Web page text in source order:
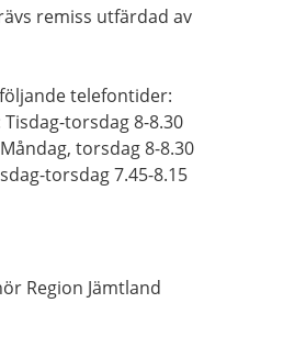
remiss utfärdad av
telefontider:
torsdag 8-8.30
torsdag 8-8.30
torsdag 7.45-8.15
Region Jämtland